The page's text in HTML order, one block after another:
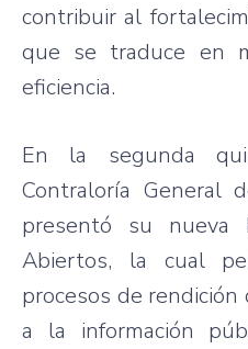
contribuir al
que se traduce en
eficiencia.
En la segunda
Contraloría General
presentó su nueva
Abiertos, la cual
procesos de
a la información